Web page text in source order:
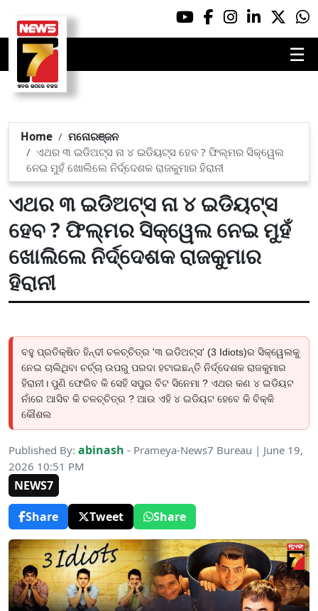
☰
Home
ମନୋରଞ୍ଜନ
ଏଥର ୩ ଇଡିଅଟ୍ସ ନା ୪ ଇଡିୟଟ୍ସ ହେବ ? ଫିଲ୍ମର ସିକ୍ୱେଲ
ନେଇ ମୁହଁ ଖୋଲିଲେ ନିର୍ଦ୍ଦେଶକ ରାଜକୁମାର ହିରାନୀ
ଏଥର ୩ ଇଡିଅଟ୍ସ ନା ୪ ଇଡିୟଟ୍ସ
ହେବ ? ଫିଲ୍ମର ସିକ୍ୱେଲ ନେଇ ମୁହଁ
ଖୋଲିଲେ ନିର୍ଦ୍ଦେଶକ ରାଜକୁମାର
ହିରାନୀ
ବହୁ ପ୍ରତିକ୍ଷିତ ହିନ୍ଦୀ ଚଳଚ୍ଚିତ୍ର '୩ ଇଡିଅଟ୍ସ' (3 Idiots)ର ସିକ୍ୱେଲକୁ
ନେଇ ଚାଲିଥିବା ଚର୍ଚ୍ଚା ଉପରୁ ପରଦା ହଟାଇଛନ୍ତି ନିର୍ଦ୍ଦେଶକ ରାଜକୁମାର
ହିରାନୀ। ପୁଣି ଫେରିବ କି ସେହି ସପୁର ବିଟ ସିନେମା ? ଏଥର କଣ ୪ ଇଡିୟଟ
ନାଁରେ ଆସିବ କି ଚଳଚ୍ଚିତ୍ର ? ଆଉ ଏହି ୪ ଇଡିୟଟ ହେବେ କି ବିକ୍କି
କୌଶଲ
Published By: abinash - Prameya-News7 Bureau | June 19,
2026 10:51 PM
NEWS7
Share
Tweet Share